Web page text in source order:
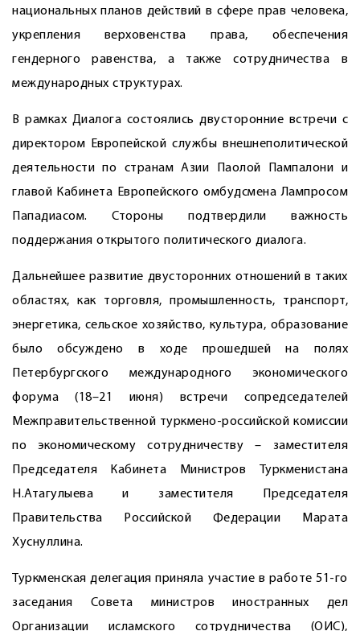
национальных планов действий в сфере прав человека,
укрепления верховенства права, обеспечения
гендерного равенства, а также сотрудничества в
международных структурах.
В рамках Диалога состоялись двусторонние встречи с
директором Европейской службы внешнеполитической
деятельности по странам Азии Паолой Пампалони и
главой Кабинета Европейского омбудсмена Лампросом
Пападиасом. Стороны подтвердили важность
поддержания открытого политического диалога.
Дальнейшее развитие двусторонних отношений в таких
областях, как торговля, промышленность, транспорт,
энергетика, сельское хозяйство, культура, образование
было обсуждено в ходе прошедшей на полях
Петербургского международного экономического
форума (18–21 июня) встречи сопредседателей
Межправительственной туркмено-российской комиссии
по экономическому сотрудничеству – заместителя
Председателя Кабинета Министров Туркменистана
Н.Атагулыева и заместителя Председателя
Правительства Российской Федерации Марата
Хуснуллина.
Туркменская делегация приняла участие в работе 51-го
заседания Совета министров иностранных дел
Организации исламского сотрудничества (ОИС),